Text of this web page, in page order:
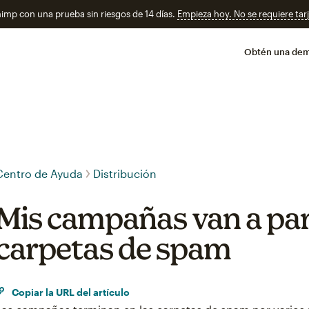
con una prueba sin riesgos de 14 días. Empieza hoy. No se requiere
Obtén una
de Ayuda Distribución
campañas van a
de spam
Copiar la URL del artículo